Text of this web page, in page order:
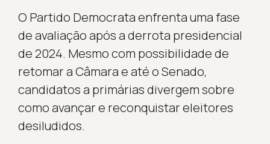
O Partido Democrata enfrenta uma fase
de avaliação após a derrota presidencial
de 2024. Mesmo com possibilidade de
retomar a Câmara e até o Senado,
candidatos a primárias divergem sobre
como avançar e reconquistar eleitores
desiludidos.